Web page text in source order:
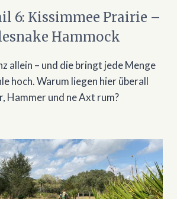
6: Kissimmee Prairie –
Hammock
allein – und die bringt jede Menge
hoch. Warum liegen hier überall
Hammer und ne Axt rum?